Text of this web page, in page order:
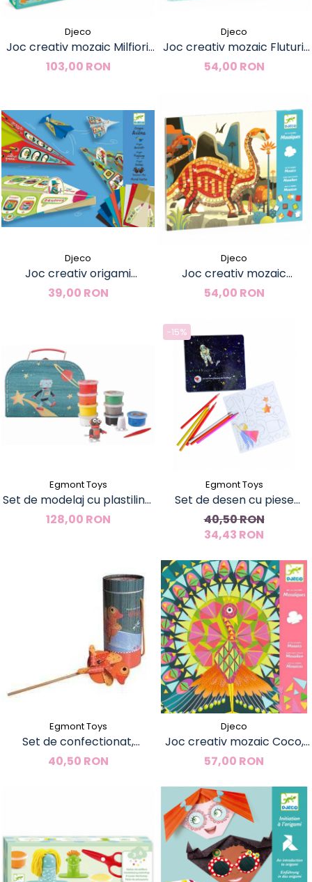
Djeco
Joc creativ mozaic Milfiori,
Djeco
103,00 RON
Djeco
Joc creativ mozaic Fluturi,
Djeco
54,00 RON
Djeco
Joc creativ origami
Avioane, Djeco
39,00 RON
Djeco
Joc creativ mozaic
Dinozauri, Djeco
54,00 RON
Egmont Toys
Set de modelaj cu plastilina,
Astro-Robot, Egmont Toys
128,00 RON
-15%
Egmont Toys
Set de desen cu piese
magnetice, Astronaut,
Egmont Toys
40,50 RON
34,43 RON
Egmont Toys
Set de confectionat,
morisca de vant, Egmont
40,50 RON
Djeco
Joc creativ mozaic Coco,
Djeco
57,00 RON